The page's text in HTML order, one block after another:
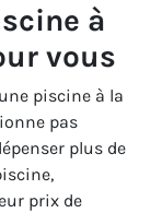
à
vous
piscine à la
pas
plus de
prix de